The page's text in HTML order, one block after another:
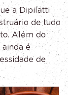
a Dipilatti
de tudo
Além do
é
de